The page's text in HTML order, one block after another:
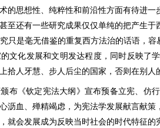
的思想性、纯粹性和前沿性方面有待进
至还有一些研究成果仅仅单纯的把产生
只是毫无借鉴的重复西方法治的话语，
文化发展和文明发达程度，同时反映了
拾人牙慧、步人后尘的国家，否则在别
布《钦定宪法大纲》宣布预备立宪、仿
沥血、殚精竭虑，为宪法学发展献言献
就会发展成为反映当时社会的时代特征